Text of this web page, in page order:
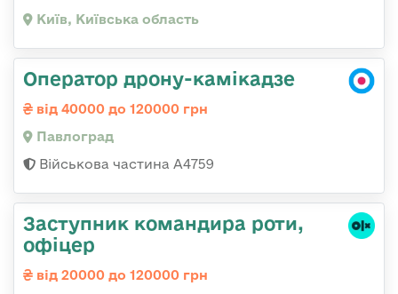
Київ, Київська область
Оператор дрону-камікадзе
від 40000 до 120000 грн
Павлоград
Військова частина А4759
Заступник командира роти,
офіцер
від 20000 до 120000 грн